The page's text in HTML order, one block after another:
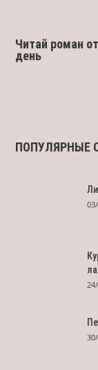
Читай роман
день
ПОПУЛЯРНЫЕ